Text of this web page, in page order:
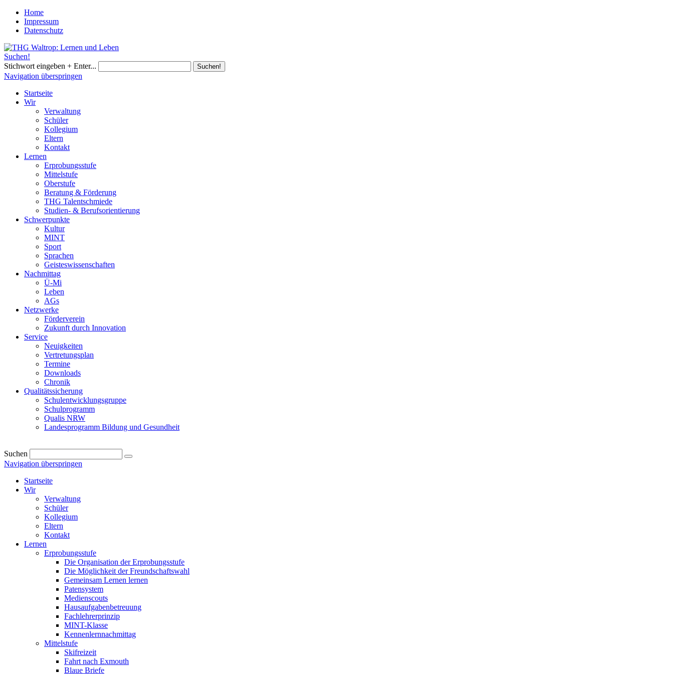
Home
Impressum
Datenschutz
Suchen!
Stichwort eingeben + Enter...
Suchen!
Navigation überspringen
Startseite
Wir
Verwaltung
Schüler
Kollegium
Eltern
Kontakt
Lernen
Erprobungsstufe
Mittelstufe
Oberstufe
Beratung & Förderung
THG Talentschmiede
Studien- & Berufsorientierung
Schwerpunkte
Kultur
MINT
Sport
Sprachen
Geisteswissenschaften
Nachmittag
Ü-Mi
Leben
AGs
Netzwerke
Förderverein
Zukunft durch Innovation
Service
Neuigkeiten
Vertretungsplan
Termine
Downloads
Chronik
Qualitätssicherung
Schulentwicklungsgruppe
Schulprogramm
Qualis NRW
Landesprogramm Bildung und Gesundheit
Suchen
Navigation überspringen
Startseite
Wir
Verwaltung
Schüler
Kollegium
Eltern
Kontakt
Lernen
Erprobungsstufe
Die Organisation der Erprobungsstufe
Die Möglichkeit der Freundschaftswahl
Gemeinsam Lernen lernen
Patensystem
Medienscouts
Hausaufgabenbetreuung
Fachlehrerprinzip
MINT-Klasse
Kennenlernnachmittag
Mittelstufe
Skifreizeit
Fahrt nach Exmouth
Blaue Briefe